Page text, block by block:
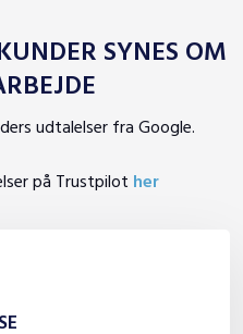
SYNES OM
udtalelser fra Google.
på Trustpilot her